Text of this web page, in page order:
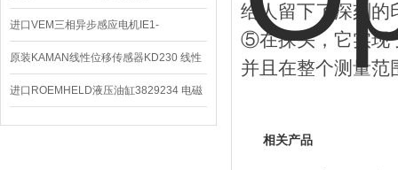
00.14575.20气象仪
进口VEM三相异步感应电机IE1-
K21R80G4马达
原装KAMAN线性位移传感器KD230 线性
编码器
进口ROEMHELD液压油缸3829234 电磁
阀定位器
给人留下了深刻的
⑤在探头，它实现
并且在整个测量范
相关产品